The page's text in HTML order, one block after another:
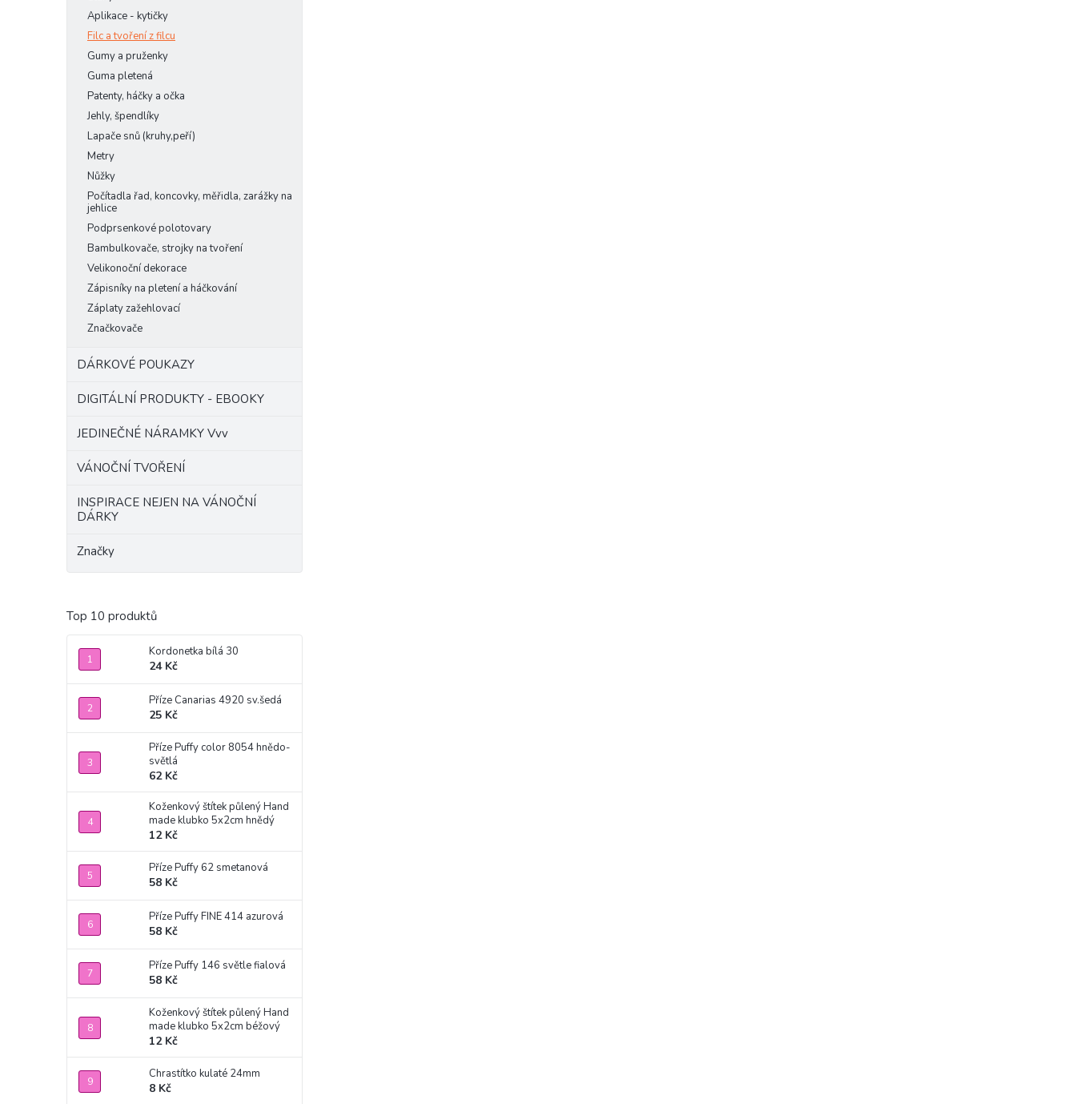
Aplikace - kytičky
Filc a tvoření z filcu
Gumy a pruženky
Guma pletená
Patenty, háčky a očka
Jehly, špendlíky
Lapače snů (kruhy,peří)
Metry
Nůžky
Počítadla řad, koncovky, měřidla, zarážky na
jehlice
Podprsenkové polotovary
Bambulkovače, strojky na tvoření
Velikonoční dekorace
Zápisníky na pletení a háčkování
Záplaty zažehlovací
Značkovače
DÁRKOVÉ POUKAZY
DIGITÁLNÍ PRODUKTY - EBOOKY
JEDINEČNÉ NÁRAMKY Vvv
VÁNOČNÍ TVOŘENÍ
INSPIRACE NEJEN NA VÁNOČNÍ
DÁRKY
Značky
Top 10 produktů
Kordonetka bílá 30
24 Kč
Příze Canarias 4920 sv.šedá
25 Kč
Příze Puffy color 8054 hnědo-
světlá
62 Kč
Koženkový štítek půlený Hand
made klubko 5x2cm hnědý
12 Kč
Příze Puffy 62 smetanová
58 Kč
Příze Puffy FINE 414 azurová
58 Kč
Příze Puffy 146 světle fialová
58 Kč
Koženkový štítek půlený Hand
made klubko 5x2cm béžový
12 Kč
Chrastítko kulaté 24mm
8 Kč